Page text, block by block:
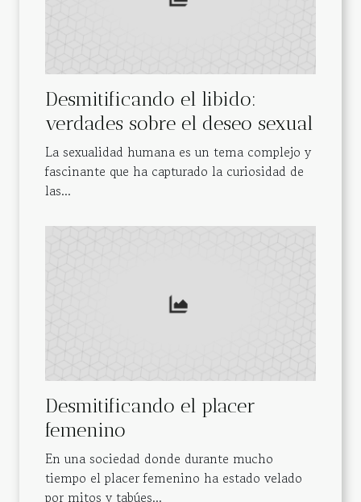
Desmitificando el libido:
verdades sobre el deseo sexual
La sexualidad humana es un tema complejo y
fascinante que ha capturado la curiosidad de
las...
Desmitificando el placer
femenino
En una sociedad donde durante mucho
tiempo el placer femenino ha estado velado
por mitos y tabúes...